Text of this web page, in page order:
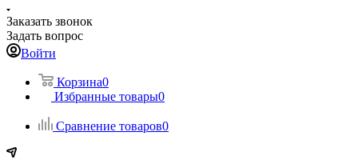
Заказать звонок
Задать вопрос
Войти
Корзина0
Избранные товары0
Сравнение товаров0